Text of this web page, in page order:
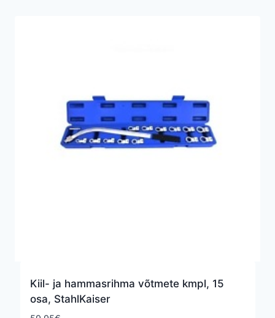
Kiil- ja hammasrihma võtmete kmpl, 15
osa, StahlKaiser